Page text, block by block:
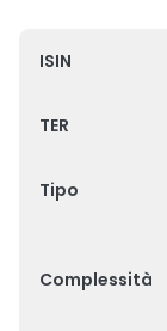
ISIN
TER
Tipo
Complessità